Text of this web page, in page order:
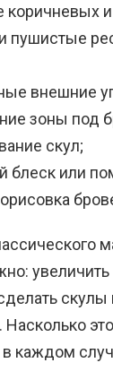
коричневых
пушистые
внешние
зоны под
скул;
блеск или
увеличить
каждом